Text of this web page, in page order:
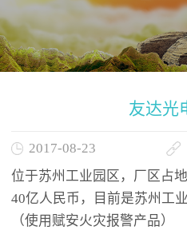
友达光
2017-08-23
位于苏州工业园区，厂区占
40亿人民币，目前是苏州工
（使用赋安火灾报警产品）